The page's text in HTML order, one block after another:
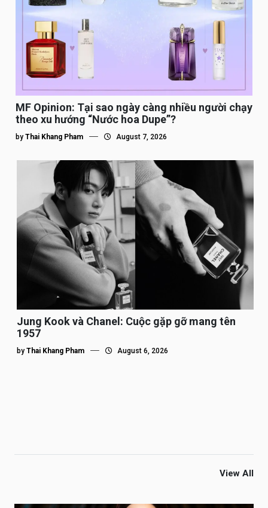
MF Opinion: Tại sao ngày càng nhiều người chạy
theo xu hướng “Nước hoa Dupe”?
by Thai Khang Pham August 7, 2026
Jung Kook và Chanel: Cuộc gặp gỡ mang tên
1957
by Thai Khang Pham August 6, 2026
View All